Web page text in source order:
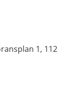
1, 112